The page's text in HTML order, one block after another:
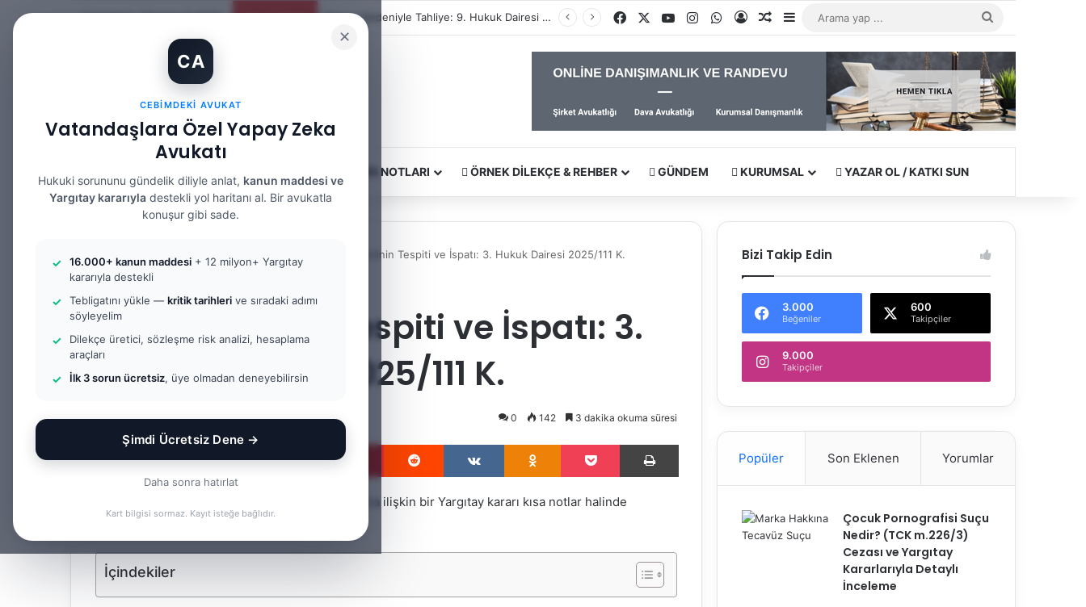
✕
CA
CEBIMDEKI AVUKAT
Vatandaşlara Özel Yapay Zeka
Avukatı
Hukuki sorununu gündelik diliyle anlat, kanun maddesi ve
Yargıtay kararıyla destekli yol haritanı al. Bir avukatla
konuşur gibi sade.
16.000+ kanun maddesi + 12 milyon+ Yargıtay
kararıyla destekli
Tebligatını yükle — kritik tarihleri ve sıradaki adımı
söyleyelim
Dilekçe üretici, sözleşme risk analizi, hesaplama
araçları
İlk 3 sorun ücretsiz, üye olmadan deneyebilirsin
Şimdi Ücretsiz Dene →
Daha sonra hatırlat
Kart bilgisi sormaz. Kayıt isteğe bağlıdır.
Cumartesi, Ağustos 8 2026 Güncel Makale İhtiyaç Nedeniyle Tahliye: 9. Hukuk Dairesi 2025/7083 K. Facebook YouTubeInstagramWhatsApp
Kayıt OlRastgele Makale
Kenar Bölmesi
...
HUKUK DERS NOTLARI ÖRNEK DILEKÇE & REHBER GÜNDEM KURUMSAL YAZAR OL / KATKI SUN
Kira Bedelinin Tespiti ve İspatı: 3. Hukuk Dairesi 2025/111 K.
Kira Bedelinin Tespiti ve İspatı: 3.
Hukuk Dairesi 2025/111 K.
Av. Gökhan Yağmur
F
o
w
n
B
i
p
s
0 142 3 dakika okuma süresi
Facebook X Pinterest Reddit VKontakte Odnoklassniki Pocket
Bu yazıda kira bedelinin tespiti ve i̇spatı konusuna ilişkin bir Yargıtay kararı kısa notlar halinde
incelenmektedir.
İçindekiler
Bizi Takip Edin
3.000
Beğeniler
600
Takipçiler
9.000
Takipçiler
Popüler Son Eklenen Yorumlar
Çocuk Pornografisi Suçu
Nedir? (TCK m.226/3)
Cezası ve Yargıtay
Kararlarıyla Detaylı
İnceleme